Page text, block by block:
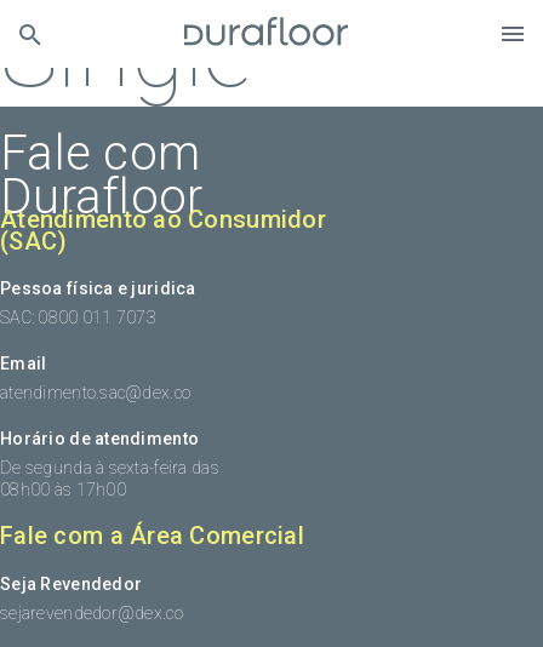
Single
Fale com
Durafloor
Atendimento ao Consumidor
(SAC)
Pessoa física e juridica
SAC: 0800 011 7073
Email
atendimento.sac@dex.co
Horário de atendimento
De segunda à sexta-feira das
08h00 às 17h00
Fale com a Área Comercial
Seja Revendedor
sejarevendedor@dex.co